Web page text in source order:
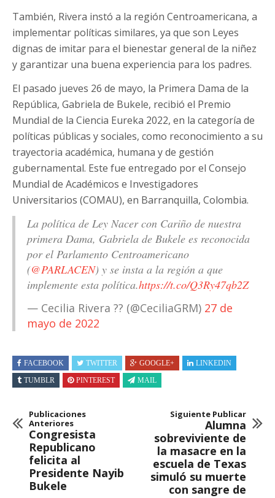
También, Rivera instó a la región Centroamericana, a
implementar políticas similares, ya que son Leyes
dignas de imitar para el bienestar general de la niñez
y garantizar una buena experiencia para los padres.
El pasado jueves 26 de mayo, la Primera Dama de la
República, Gabriela de Bukele, recibió el Premio
Mundial de la Ciencia Eureka 2022, en la categoría de
políticas públicas y sociales, como reconocimiento a su
trayectoria académica, humana y de gestión
gubernamental. Este fue entregado por el Consejo
Mundial de Académicos e Investigadores
Universitarios (COMAU), en Barranquilla, Colombia.
La política de Ley Nacer con Cariño de nuestra
primera Dama, Gabriela de Bukele es reconocida
por el Parlamento Centroamericano
(@PARLACEN) y se insta a la región a que
implemente esta política.https://t.co/Q3Ry47qb2Z
— Cecilia Rivera ?? (@CeciliaGRM) 27 de
mayo de 2022
FACEBOOK TWITTER GOOGLE+
LINKEDIN
TUMBLR
PINTEREST MAIL
Publicaciones
Anteriores
Congresista
Republicano
felicita al
Presidente Nayib
Bukele
Siguiente Publicar
Alumna
sobreviviente de
la masacre en la
escuela de Texas
simuló su muerte
con sangre de